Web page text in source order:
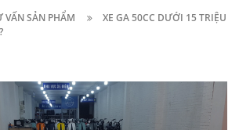
VẤN SẢN PHẨM
XE GA 50CC DƯỚI 15 TRIỆU